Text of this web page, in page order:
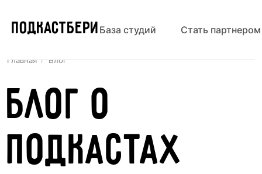
ПОДКАСТБЕРИ База студий Стать партнером
Главная Блог
Блог о
подкастах